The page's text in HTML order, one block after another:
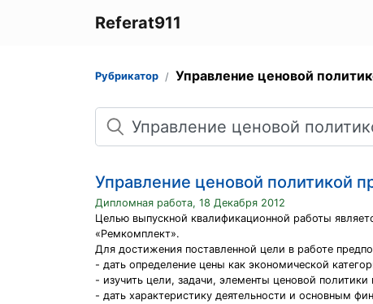
Referat911
Рубрикатор Управление ценовой
Поиск
Управление ценовой политикой
Дипломная работа, 18 Декабря 2012
Целью выпускной квалификационной работы
«Ремкомплект».
Для достижения поставленной цели в работе
- дать определение цены как экономической
- изучить цели, задачи, элементы ценовой
- дать характеристику деятельности и основным